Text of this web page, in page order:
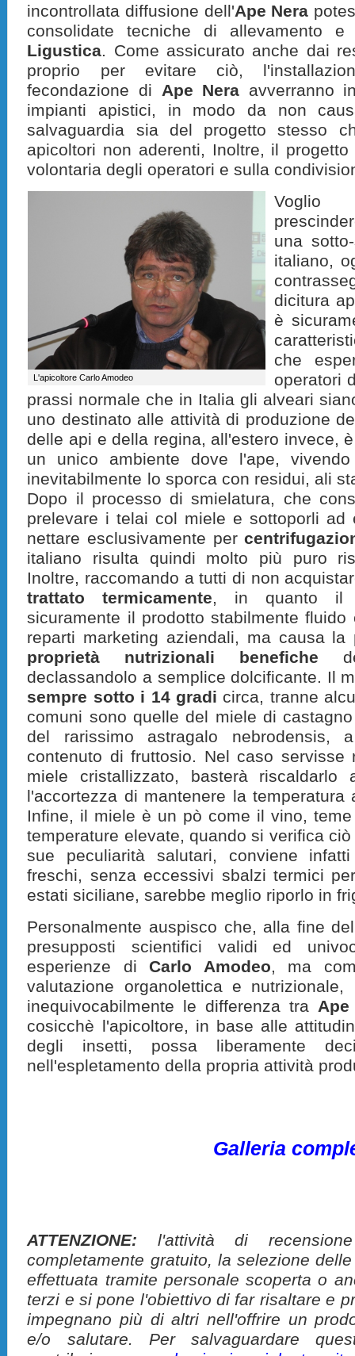
incontrollata diffusione dell'Ape Nera
consolidate tecniche di allevamento
Ligustica. Come assicurato anche dai
proprio per evitare ciò,
fecondazione di Ape Nera avverranno
impianti apistici, in modo da non
salvaguardia sia del progetto stesso
apicoltori non aderenti, Inoltre, il
volontaria degli operatori e sulla
L'apicoltore Carlo Amodeo
Voglio
una
italiano,
dicitura
è
che
operatori
prassi normale che in Italia gli alveari
uno destinato alle attività di produzione
delle api e della regina, all'estero invece,
un unico ambiente dove l'ape,
inevitabilmente lo sporca con residui, ali
Dopo il processo di smielatura, che
prelevare i telai col miele e sottoporli ad
nettare esclusivamente per
italiano risulta quindi molto più puro
Inoltre, raccomando a tutti di non
trattato termicamente, in quanto il
sicuramente il prodotto stabilmente
reparti marketing aziendali, ma causa la
proprietà nutrizionali benefiche
declassandolo a semplice dolcificante. Il
sempre sotto i 14 gradi circa, tranne
comuni sono quelle del miele di
del rarissimo astragalo
contenuto di fruttosio. Nel caso servisse
miele cristallizzato, basterà riscaldarlo
l'accortezza di mantenere la
Infine, il miele è un pò come il vino,
temperature elevate, quando si verifica
sue peculiarità salutari, conviene
freschi, senza eccessivi sbalzi termici
estati siciliane, sarebbe meglio riporlo in
Personalmente auspisco che, alla fine
presupposti scientifici validi ed
esperienze di Carlo Amodeo, ma
valutazione organolettica e
inequivocabilmente le differenza tra
cosicchè l'apicoltore, in base alle
degli insetti, possa liberamente
nell'espletamento della propria attività
Galleria
ATTENZIONE: l'attività di
completamente gratuito, la selezione
effettuata tramite personale scoperta o
terzi e si pone l'obiettivo di far risaltare e
impegnano più di altri nell'offrire un
e/o salutare. Per salvaguardare